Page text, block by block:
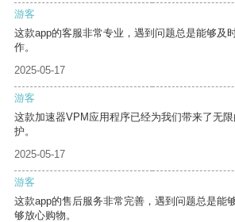
游客
这款app的客服非常专业，遇到问题总是能够及
作。
2025-05-17
游客
这款加速器VPM应用程序已经为我们带来了无
护。
2025-05-17
游客
这款app的售后服务非常完善，遇到问题总是能
够放心购物。